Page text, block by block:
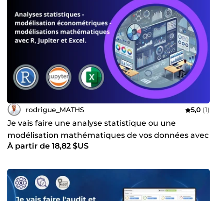
rodrigue_MATHS 5,0 (1)
Je vais faire une analyse statistique ou une
modélisation mathématiques de vos données avec
R ou Python
À partir de 18,82 $US